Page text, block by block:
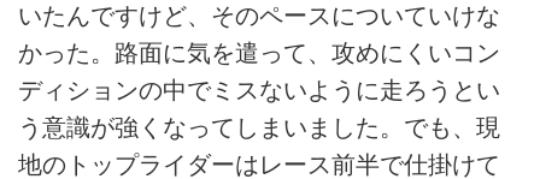
いたんですけど、そのペースについていけな
かった。路面に気を遣って、攻めにくいコン
ディションの中でミスないように走ろうとい
う意識が強くなってしまいました。でも、現
地のトップライダーはレース前半で仕掛けて